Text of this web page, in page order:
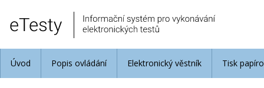
Úvod Popis ovládání Elektronický věstník Tisk